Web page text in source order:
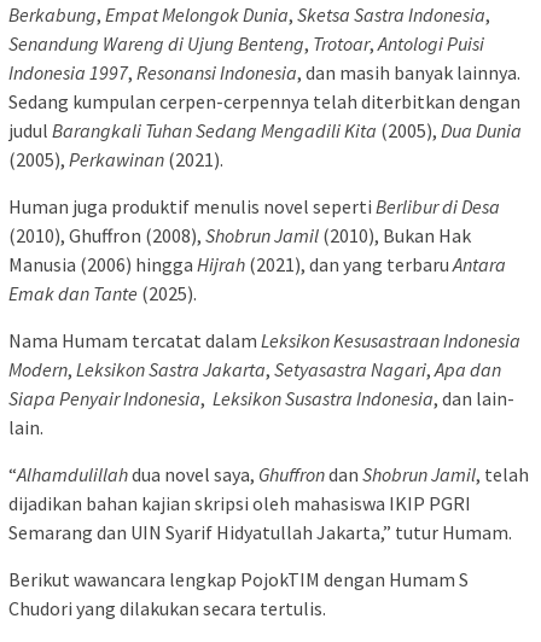
Berkabung, Empat Melongok Dunia, Sketsa Sastra Indonesia,
Senandung Wareng di Ujung Benteng, Trotoar,Antologi Puisi
Indonesia 1997, Resonansi Indonesia, dan masih banyak lainnya.
Sedang kumpulan cerpen-cerpennya telah diterbitkan dengan
judul Barangkali Tuhan Sedang Mengadili Kita (2005), Dua Dunia
(2005), Perkawinan (2021).
Human juga produktif menulis novel seperti Berlibur di Desa
(2010), Ghuffron (2008), Shobrun Jamil (2010), Bukan Hak
Manusia (2006) hingga Hijrah (2021), dan yang terbaruAntara
Emak dan Tante (2025).
Nama Humam tercatat dalam Leksikon Kesusastraan Indonesia
Modern, Leksikon Sastra Jakarta, Setyasastra Nagari,Apa dan
Siapa Penyair Indonesia, Leksikon Susastra Indonesia, dan lain-
lain.
“Alhamdulillahdua novel saya, Ghuffrondan Shobrun Jamil, telah
dijadikan bahan kajian skripsi oleh mahasiswa IKIP PGRI
Semarang dan UIN Syarif Hidyatullah Jakarta,” tutur Humam.
Berikut wawancara lengkap PojokTIM dengan Humam S
Chudori yang dilakukan secara tertulis.